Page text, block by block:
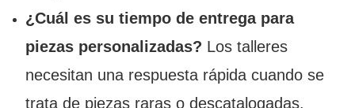
¿Cuál es su tiempo de entrega para
piezas personalizadas? Los talleres
necesitan una respuesta rápida cuando se
trata de piezas raras o descatalogadas.